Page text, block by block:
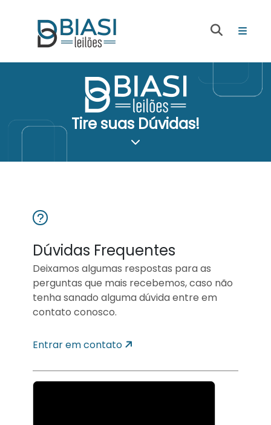
Tire suas Dúvidas!
Dúvidas Frequentes
Deixamos algumas respostas para as
perguntas que mais recebemos, caso não
tenha sanado alguma dúvida entre em
contato conosco.
Entrar em contato